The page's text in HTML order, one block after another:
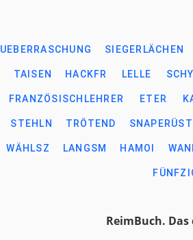
UEBERRASCHUNG SIEGERLÄCHEN
TAISEN HACKFR LELLE
FRANZÖSISCHLEHRER ETER
STEHLN TRÖTEND SNAPERÜST
WÄHLSZ LANGSM HAMOI
ReimBuch.